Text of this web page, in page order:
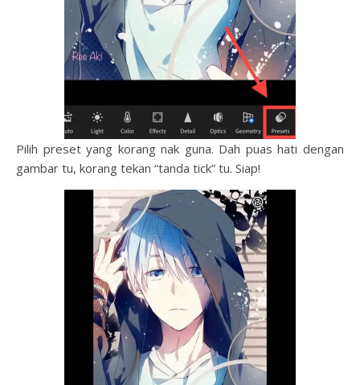
Pilih preset yang korang nak guna. Dah puas hati dengan
gambar tu, korang tekan “tanda tick” tu. Siap!